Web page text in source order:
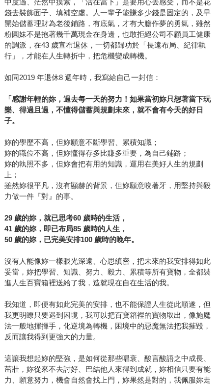
中度過、茫然中摸索，「活在當下」是要用心去感受，而不是花
錢去裝飾面子、填補空虛。人一輩子能賺多少錢是固定的，及早
開始儲蓄理財為老後鋪路，有底氣，才有大膽作夢的勇氣，雖然
粉圓妹不是抱著幾千萬現金在身邊，也敢拒絕公司不顧員工健康
的調派，在43 歲宣布退休，一切都歸功於「長遠布局、紀律執
行」，才能在人生轉折中，把危機變成轉機。
如同2019 年退休8 週年時，我寫給自己一封信：
「感謝年輕的妳，過去每一天的努力！如果當初妳只想著當下玩
樂、得過且過，不懂得儲蓄與規劃未來，就不會有今天的好日
子。
妳的學歷不高，但妳願意不斷學習、累積知識；
妳的職位不高，但妳懂得存多比賺多重要，為自己鋪路；
妳的執照不多，但妳會把有用的知識，運用在美好人生的規劃
上；
雖然妳很平凡，沒有顯赫的背景，但妳願意咬著牙，用堅持與毅
力做一件『對』的事。
29 歲的妳，就已思考60 歲時的生活，
41 歲的妳，即已布局85 歲時的人生，
50 歲的妳，已完美安排100 歲時的晚年。
沒有人能像妳一樣眼光深遠、心思縝密，把未來的我安排得如此
妥當，妳把學習、知識、努力、毅力、累積等所有寶物，全都裝
進人生百寶箱裡送給了我，造就現在自在生活的我。
我知道，即便有如此完美的安排，也不能保證人生從此順遂，但
我更明瞭只要遇到困境，我可以把百寶箱裡的寶物取出，像施魔
法一般地揮揮手，化逆境為轉機，困境中的惡魔無法把我摧毀，
反而讓我得到更強大的力量。
這讓我想起妳的堅強，是如何從那些唱衰、酸言酸語之中成長、
茁壯，妳從來不去討好、巴結他人來得到成就，妳相信只要有能
力、願意努力，機會自然會找上門，妳果然是對的，我佩服妳走